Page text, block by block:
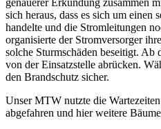
sich heraus, dass es sich um einen
handelte und die Stromleitungen
organisierte der Stromversorger
solche Sturmschäden beseitigt.
von der Einsatzstelle abrücken.
den Brandschutz sicher.
Unser MTW nutzte die
abgefahren und hier weitere